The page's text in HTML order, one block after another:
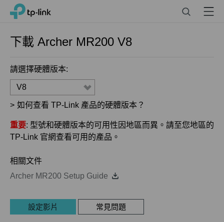
Click
navigation
TP-Link, Reliably Smart Menu
下載 Archer MR200 V8
請選擇硬體版本:
V8
> 如何查看 TP-Link 產品的硬體版本？
重要: 型號和硬體版本的可用性因地區而異。請至您地區的
TP-Link 官網查看可用的產品。
相關文件
Archer MR200 Setup Guide
設定影片 常見問題